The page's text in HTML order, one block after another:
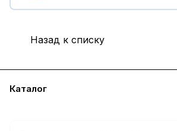
Назад к списку
Каталог